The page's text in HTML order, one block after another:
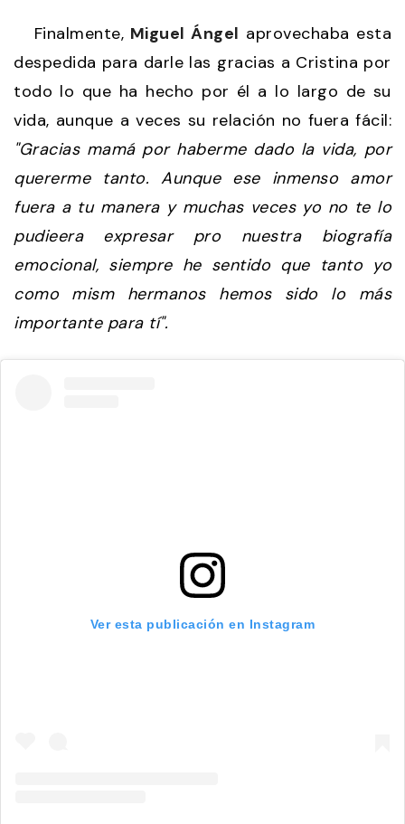
Finalmente, Miguel Ángel aprovechaba esta
despedida para darle las gracias a Cristina por
todo lo que ha hecho por él a lo largo de su
vida, aunque a veces su relación no fuera fácil:
"Gracias mamá por haberme dado la vida, por
quererme tanto. Aunque ese inmenso amor
fuera a tu manera y muchas veces yo no te lo
pudieera expresar pro nuestra biografía
emocional, siempre he sentido que tanto yo
como mism hermanos hemos sido lo más
importante para tí".
Ver esta publicación en Instagram